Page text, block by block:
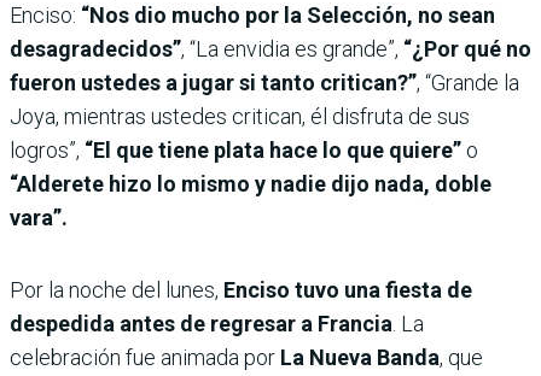
Enciso: “Nos dio mucho por la Selección, no sean
desagradecidos”, “La envidia es grande”, “¿Por qué no
fueron ustedes a jugar si tanto critican?”, “Grande la
Joya, mientras ustedes critican, él disfruta de sus
logros”, “El que tiene plata hace lo que quiere” o
“Alderete hizo lo mismo y nadie dijo nada, doble
vara”.
Por la noche del lunes, Enciso tuvo una fiesta de
despedida antes de regresar a Francia . La
celebración fue animada por La Nueva Banda, que